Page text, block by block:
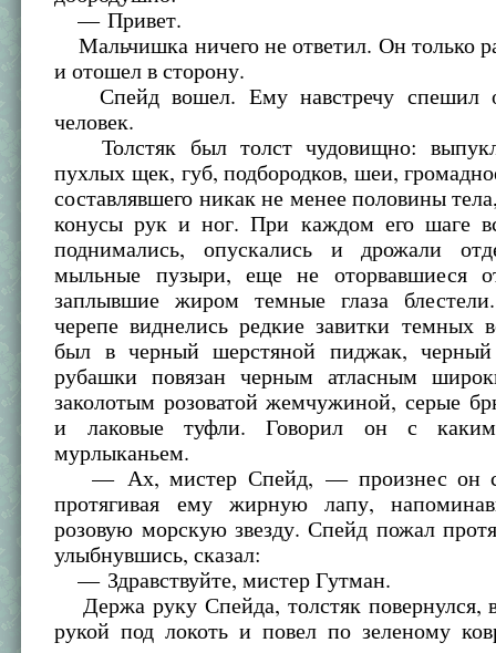
— Привет.
Мальчишка ничего не ответил. Он только
и отошел в сторону.
Спейд вошел. Ему навстречу спешил
человек.
Толстяк был толст чудовищно:
пухлых щек, губ, подбородков, шеи,
составлявшего никак не менее половины
конусы рук и ног. При каждом его шаге
поднимались, опускались и дрожали
мыльные пузыри, еще не оторвавшиеся
заплывшие жиром темные глаза
черепе виднелись редкие завитки темных
был в черный шерстяной пиджак,
рубашки повязан черным атласным
заколотым розоватой жемчужиной, серые
и лаковые туфли. Говорил он с
мурлыканьем.
— Ах, мистер Спейд, — произнес он с
протягивая ему жирную лапу,
розовую морскую звезду. Спейд пожал
улыбнувшись, сказал:
— Здравствуйте, мистер Гутман.
Держа руку Спейда, толстяк повернулся,
рукой под локоть и повел по зеленому